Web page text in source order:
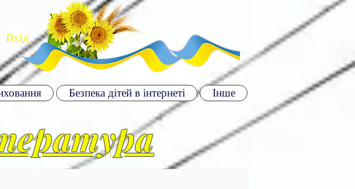
Вхід
Безпека дітей в інтернеті Інше